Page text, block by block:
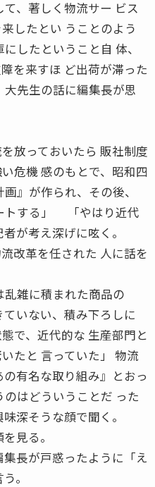
、著しく物流サー ビス
したとい うことのよう
したということ自 体、
を来すほ ど出荷が滞った
先生の話に編集長が思
放っておいたら 販社制度
危機 感のもとで、昭和四
』が作られ、その後、
トする」 「やはり近代
が考え深げに呟く。
改革を任された 人に話を
雑に積まれた商品の
いない、積み下ろしに
で、近代的な 生産部門と
たと 言っていた」 物流
有名な取り組み』とおっ
はどういうことだ った
深そうな顔で聞く。
見る。
長が戸惑ったように「え
。